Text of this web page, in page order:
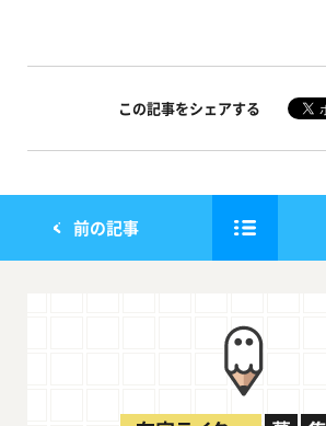
この記事をシェアする
前の記事